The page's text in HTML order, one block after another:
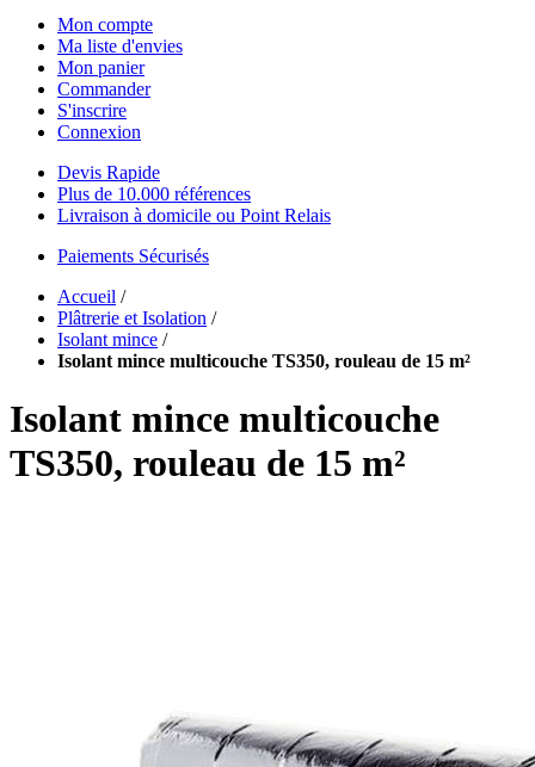
Mon compte
Ma liste d'envies
Mon panier
Commander
S'inscrire
Connexion
Devis Rapide
Plus de 10.000 références
Livraison à domicile ou Point Relais
Paiements Sécurisés
Accueil /
Plâtrerie et Isolation /
Isolant mince /
Isolant mince multicouche TS350, rouleau de 15 m²
Isolant mince multicouche
TS350, rouleau de 15 m²